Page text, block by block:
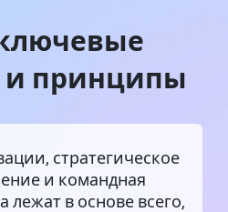
и принципы
стратегическое
и командная
лежат в основе всего,